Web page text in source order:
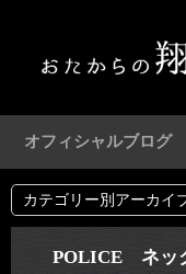
オフィシャルブログ
カテゴリー別アーカイ
POLICE ネッ